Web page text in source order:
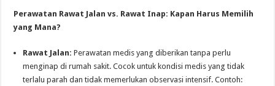
Perawatan Rawat Jalan vs. Rawat Inap: Kapan Harus Memilih
yang Mana?
Rawat Jalan: Perawatan medis yang diberikan tanpa perlu
menginap di rumah sakit. Cocok untuk kondisi medis yang tidak
terlalu parah dan tidak memerlukan observasi intensif. Contoh: